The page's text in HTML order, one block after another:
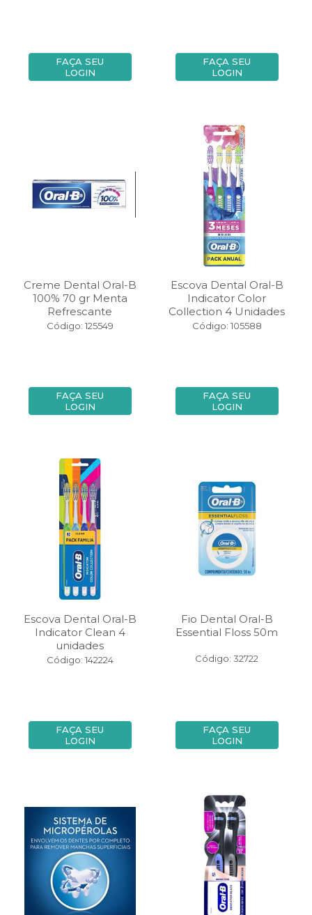
FAÇA SEU
LOGIN
FAÇA SEU
LOGIN
Creme Dental Oral-B
100% 70 gr Menta
Refrescante
Código: 125549
FAÇA SEU
LOGIN
Escova Dental Oral-B
Indicator Color
Collection 4 Unidades
Código: 105588
FAÇA SEU
LOGIN
Escova Dental Oral-B
Indicator Clean 4
unidades
Código: 142224
FAÇA SEU
LOGIN
Fio Dental Oral-B
Essential Floss 50m
Código: 32722
FAÇA SEU
LOGIN